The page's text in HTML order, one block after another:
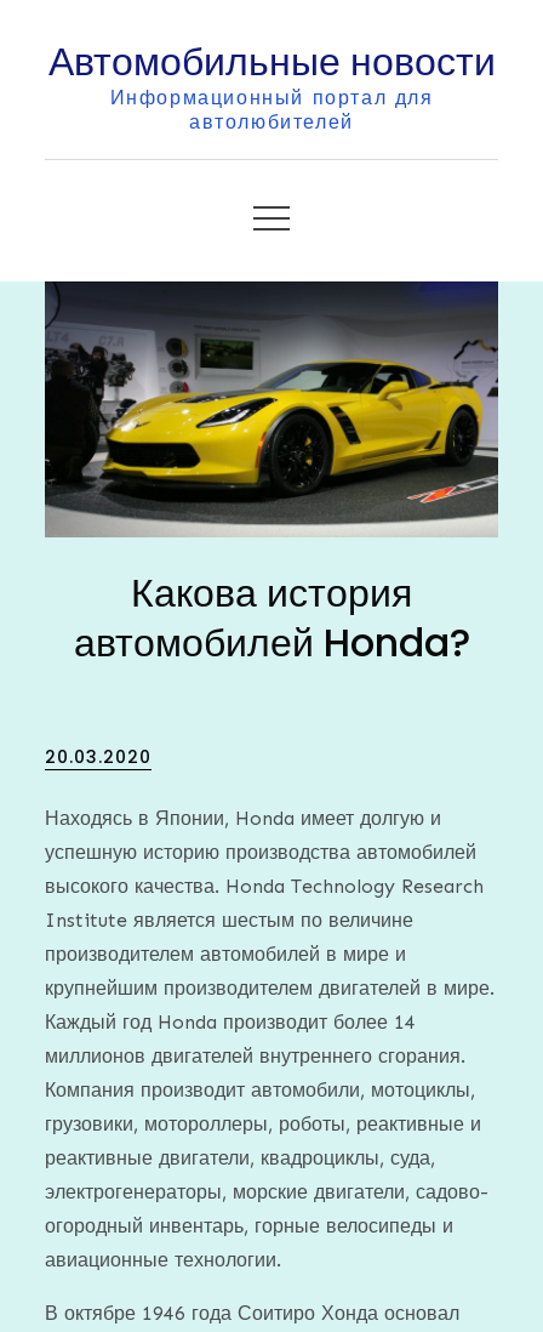
contentАвтомобильные новости
Информационный портал для
автолюбителей
Какова история
автомобилей Honda?
Posted
20.03.2020
Находясь в Японии, Honda имеет долгую и
успешную историю производства автомобилей
высокого качества. Honda Technology Research
Institute является шестым по величине
производителем автомобилей в мире и
крупнейшим производителем двигателей в мире.
Каждый год Honda производит более 14
миллионов двигателей внутреннего сгорания.
Компания производит автомобили, мотоциклы,
грузовики, мотороллеры, роботы, реактивные и
реактивные двигатели, квадроциклы, суда,
электрогенераторы, морские двигатели, садово-
огородный инвентарь, горные велосипеды и
авиационные технологии.
В октябре 1946 года Соитиро Хонда основал